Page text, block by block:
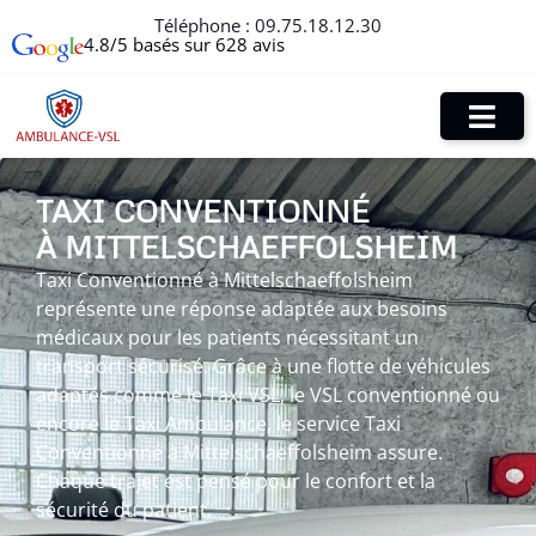
Téléphone : 09.75.18.12.30
4.8/5 basés sur 628 avis
TAXI CONVENTIONNÉ
À MITTELSCHAEFFOLSHEIM
Taxi Conventionné à Mittelschaeffolsheim
représente une réponse adaptée aux besoins
médicaux pour les patients nécessitant un
transport sécurisé. Grâce à une flotte de véhicules
adaptés comme le Taxi VSL, le VSL conventionné ou
encore le Taxi Ambulance, le service Taxi
Conventionné à Mittelschaeffolsheim assure.
Chaque trajet est pensé pour le confort et la
sécurité du patient.